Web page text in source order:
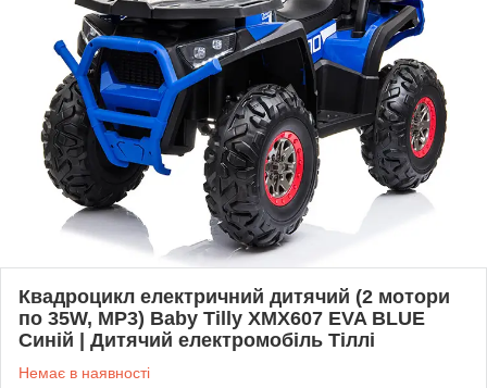
Квадроцикл електричний дитячий (2 мотори
по 35W, МР3) Baby Tilly XMX607 EVA BLUE
Синій | Дитячий електромобіль Тіллі
Немає в наявності